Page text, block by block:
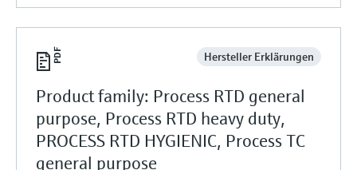
Hersteller Erklärungen
Product family: Process RTD general
purpose, Process RTD heavy duty,
PROCESS RTD HYGIENIC, Process TC
general purpose